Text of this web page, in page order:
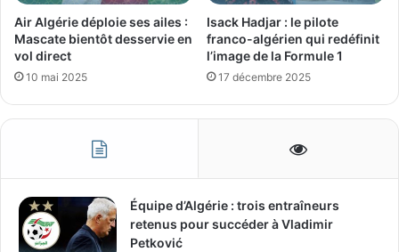
Air Algérie déploie ses ailes :
Mascate bientôt desservie en
vol direct
10 mai 2025
Isack Hadjar : le pilote
franco-algérien qui redéfinit
l’image de la Formule 1
17 décembre 2025
Équipe d’Algérie : trois entraîneurs
retenus pour succéder à Vladimir
Petković